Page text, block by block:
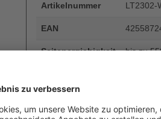
Artikelnummer LT2302-
EAN
Seitenergiebigkeit bis zu
Seiten -
Art